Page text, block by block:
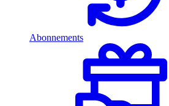
Abonnements